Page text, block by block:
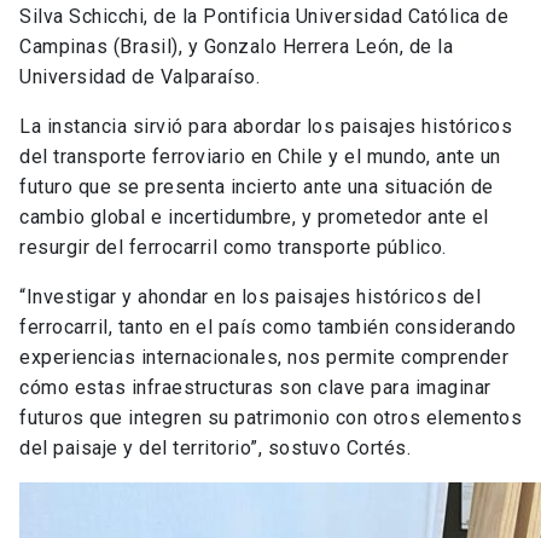
Silva Schicchi, de la Pontificia Universidad Católica de
Campinas (Brasil), y Gonzalo Herrera León, de la
Universidad de Valparaíso.
La instancia sirvió para abordar los paisajes históricos
del transporte ferroviario en Chile y el mundo, ante un
futuro que se presenta incierto ante una situación de
cambio global e incertidumbre, y prometedor ante el
resurgir del ferrocarril como transporte público.
“Investigar y ahondar en los paisajes históricos del
ferrocarril, tanto en el país como también considerando
experiencias internacionales, nos permite comprender
cómo estas infraestructuras son clave para imaginar
futuros que integren su patrimonio con otros elementos
del paisaje y del territorio”, sostuvo Cortés.